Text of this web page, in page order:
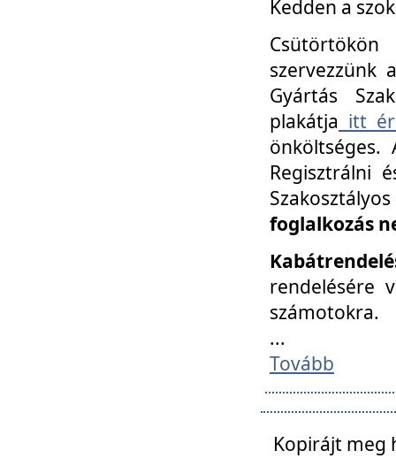
Kedden a
szervezzünk
Gyártás
plakátja itt
Regisztrálni
foglalkozás
rendelésére
számotokra.
...
Tovább
Kopirájt meg